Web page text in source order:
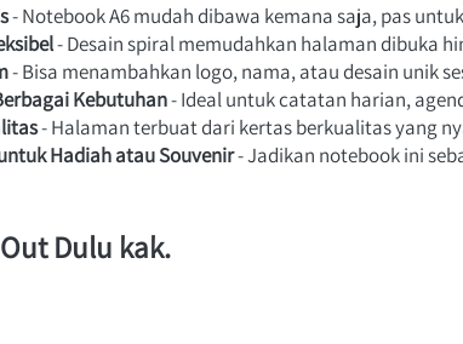
- Notebook A6 mudah dibawa kemana saja, pas
- Desain spiral memudahkan halaman dibuka
- Bisa menambahkan logo, nama, atau desain unik
Kebutuhan - Ideal untuk catatan harian,
- Halaman terbuat dari kertas berkualitas yang
Hadiah atau Souvenir
Dulu kak.